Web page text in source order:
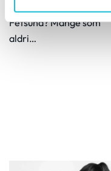
Fetsund? Mange som
aldri…